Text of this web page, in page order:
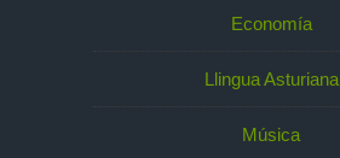
Economía
Llingua Asturiana
Música